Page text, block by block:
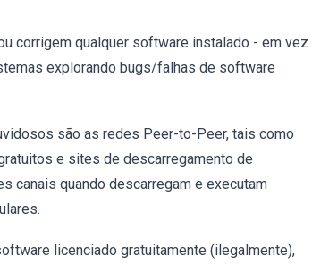
corrigem qualquer software instalado - em vez
explorando bugs/falhas de software
são as redes Peer-to-Peer, tais como
e sites de descarregamento de
canais quando descarregam e executam
licenciado gratuitamente (ilegalmente),